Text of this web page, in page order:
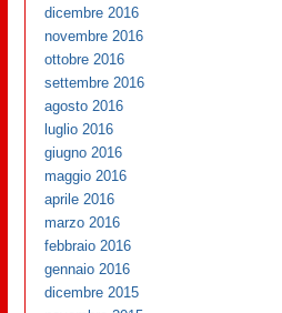
dicembre 2016
novembre 2016
ottobre 2016
settembre 2016
agosto 2016
luglio 2016
giugno 2016
maggio 2016
aprile 2016
marzo 2016
febbraio 2016
gennaio 2016
dicembre 2015